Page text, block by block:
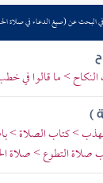
في البحث عن (صيغ الدعاء في صلاة
> ما قالوا في
)
> كتاب الصلاة >
صلاة التطوع > صلاة